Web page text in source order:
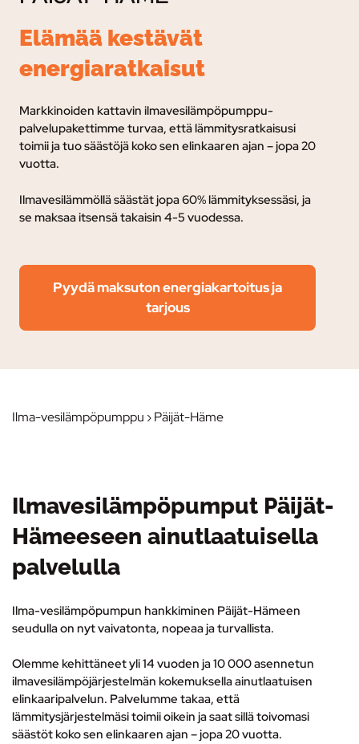
Elämää kestävät
energiaratkaisut
Markkinoiden kattavin ilmavesilämpöpumppu-
palvelupakettimme turvaa, että lämmitysratkaisusi
toimii ja tuo säästöjä koko sen elinkaaren ajan – jopa 20
vuotta.
Ilmavesilämmöllä säästät jopa 60% lämmityksessäsi, ja
se maksaa itsensä takaisin 4-5 vuodessa.
Pyydä maksuton energiakartoitus ja
tarjous
Ilma-vesilämpöpumppu › Päijät-Häme
Ilmavesilämpöpumput Päijät-
Hämeeseen ainutlaatuisella
palvelulla
Ilma-vesilämpöpumpun hankkiminen Päijät-Hämeen
seudulla on nyt vaivatonta, nopeaa ja turvallista.
Olemme kehittäneet yli 14 vuoden ja 10 000 asennetun
ilmavesilämpöjärjestelmän kokemuksella ainutlaatuisen
elinkaaripalvelun. Palvelumme takaa, että
lämmitysjärjestelmäsi toimii oikein ja saat sillä toivomasi
säästöt koko sen elinkaaren ajan – jopa 20 vuotta.